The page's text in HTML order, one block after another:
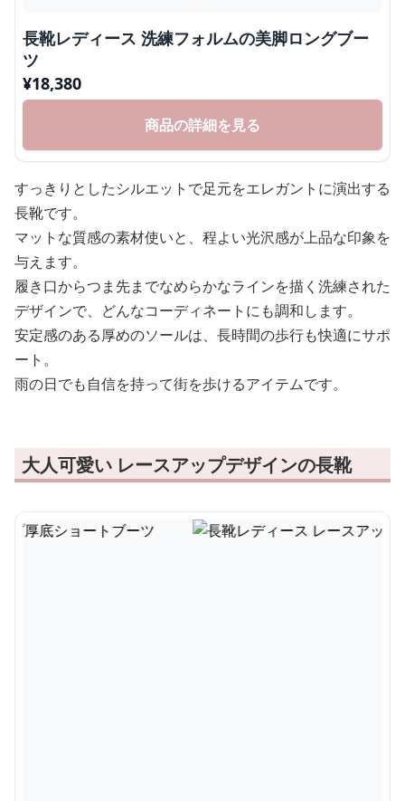
長靴レディース 洗練フォルムの美脚ロングブー
ツ
¥18,380
商品の詳細を見る
すっきりとしたシルエットで足元をエレガントに演出する
長靴です。
マットな質感の素材使いと、程よい光沢感が上品な印象を
与えます。
履き口からつま先までなめらかなラインを描く洗練された
デザインで、どんなコーディネートにも調和します。
安定感のある厚めのソールは、長時間の歩行も快適にサポ
ート。
雨の日でも自信を持って街を歩けるアイテムです。
大人可愛い レースアップデザインの長靴